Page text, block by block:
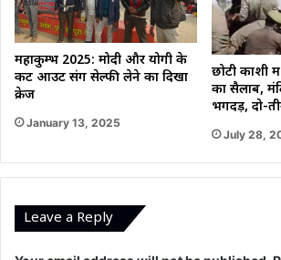
महाकुम्भ 2025: मोदी और योगी के
कट आउट संग सेल्फी लेने का दिखा
क्रेज
January 13, 2025
छोटी काशी
का सैलाब,
भगदड़, दो-
July 28,
Leave a Reply